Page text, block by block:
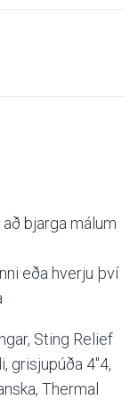
bjarga málum
eða hverju því
Sting Relief
grisjupúða 4″4,
Thermal